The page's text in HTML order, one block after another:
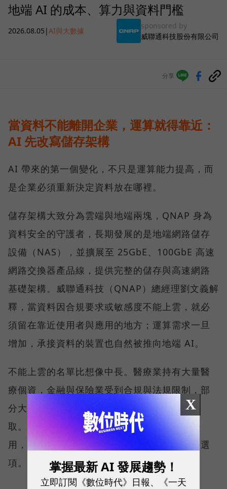
地端 AI 的成本、算力與資料門檻
2026.08.05 |AI與大數據
sponsored by
威聯通科技股份有限公司
分享
當資料不能離開企業，運算就得靠近：
AI 先改寫儲存架構
AI 帶來的第一個變化，不只是運算能力提高，而
是企業必須重新決定資料放在哪裡。
儲存架構大致分為雲端與地端兩塊，QNAP 身為
資料安全的守護者，長期發展的是地端網路儲存
設備（NAS），並擴展至 25GbE、100GbE 高速
網路交換器產品線，提供完整的儲存與高速網路
基礎架構。威聯通科技（QNAP）總經理劉文義解
釋，當資料因合規要求或敏感度不能上雲，就必
須留在靠近使用者與應用的地方；運算需求一旦
增加，承接資料的裝置也自然被推向地端 AI。
不能上雲的名單比想像中長。醫療業持有大量醫
療個資，金融與保險業受到合規與法規限制，部
分大學院校與設計公司也不希望資料被雲端存
取。對這些組織而言，問題並不是雲端好不好
用，而是一開始就沒有把核心資料全面上雲的選
項。
X
掌握最新 AI 發展趨勢！
立即訂閱《數位時代》日報、《一天